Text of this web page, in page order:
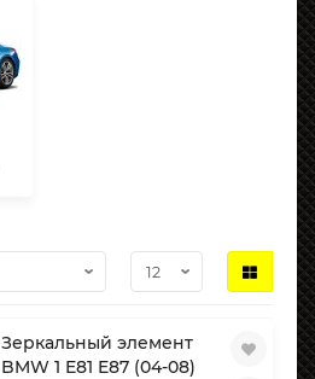
Зеркальный элемент
BMW 1 E81 E87 (04-08)